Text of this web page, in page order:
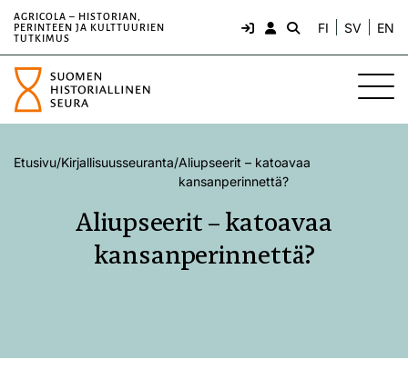
AGRICOLA – HISTORIAN,
PERINTEEN JA KULTTUURIEN
TUTKIMUS
FI SV EN
Etusivu/Kirjallisuusseuranta/Aliupseerit – katoavaa
kansanperinnettä?
Aliupseerit – katoavaa
kansanperinnettä?